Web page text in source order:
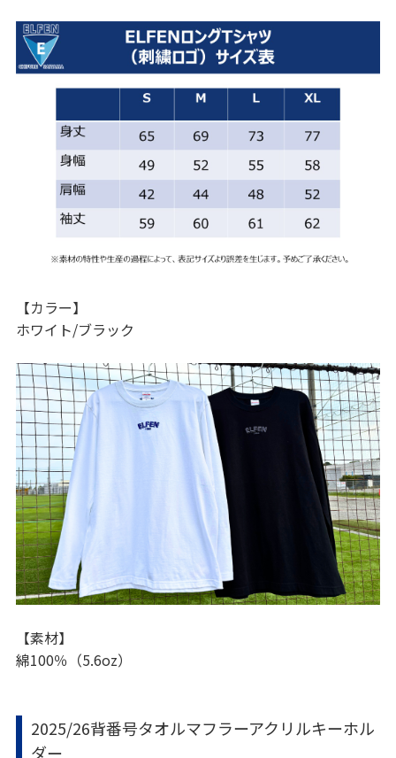
【カラー】
ホワイト/ブラック
【素材】
綿100％（5.6oz）
2025/26背番号タオルマフラーアクリルキーホル
ダー